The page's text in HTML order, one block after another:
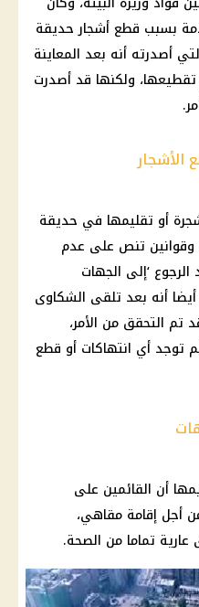
بسبب قطع أشجار حديقة
أصدرته أنه بعد المعاينة
ولكنها قد أصدرت
الأشجار
أو تقليمها في حديقة
وقوانين تنص على عدم
‘إلى الجهات
أنه بعد تلقى الشكاوى
التحقق من الأمر،
توجد أي انتهاكات أو قطع
أن القائمين على
أجل إقامة مقاهي،
تماما من الصحة.